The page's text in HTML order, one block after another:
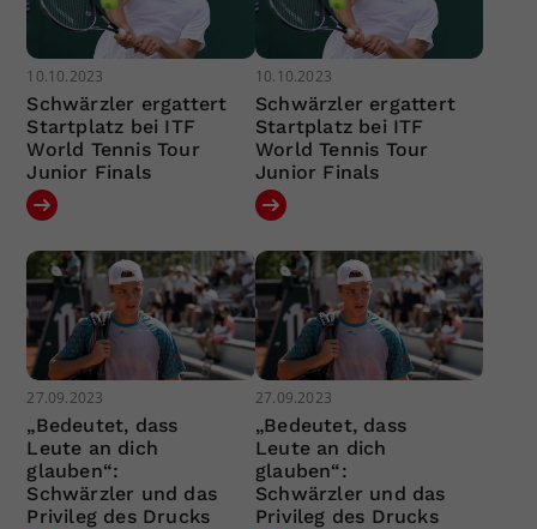
10.10.2023
Schwärzler ergattert
Startplatz bei ITF
World Tennis Tour
Junior Finals
10.10.2023
Schwärzler ergattert
Startplatz bei ITF
World Tennis Tour
Junior Finals
27.09.2023
„Bedeutet, dass
Leute an dich
glauben“:
Schwärzler und das
Privileg des Drucks
27.09.2023
„Bedeutet, dass
Leute an dich
glauben“:
Schwärzler und das
Privileg des Drucks